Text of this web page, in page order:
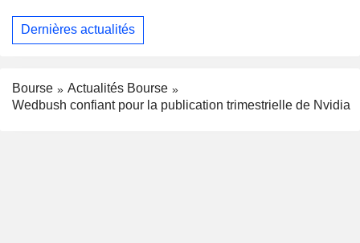
Dernières actualités
Bourse
Actualités Bourse
Wedbush confiant pour la publication trimestrielle de Nvidia